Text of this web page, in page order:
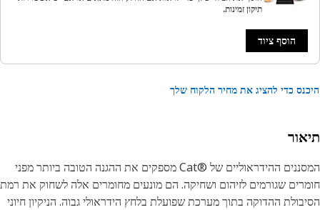
תיקון זמינות.
הוסף ציוד
כדי להציג את מחיר הלקוח שלך
המסננים ההידראוליים של Cat®‎‎ מספקים את ההגנה הטובה ביותר מפני
שגורמים לזיהום ושחיקה. הם מונעים מחומרים אלה לשחוק את רמת
ההדוקה בתוך מערכת שפועלת בלחץ הידראולי גבוה. הניקיון חיוני